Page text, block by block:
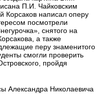
П.И. Чайковским
Корсаков написал оперу
посмотрели
снятого на
а также
перу знаменитого
смогли проверить
пройдя
Александра Николаевича